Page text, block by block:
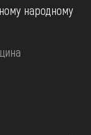
народному